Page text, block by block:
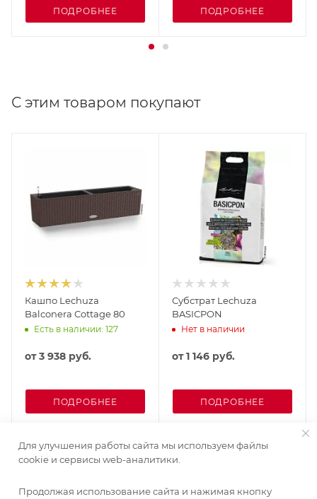
ПОДРОБНЕЕ ПОДРОБНЕЕ
С этим товаром покупают
Кашпо Lechuza
Balconera Cottage 80
Есть в наличии: 127
от3 938 руб.
ПОДРОБНЕЕ
Субстрат Lechuza
BASICPON
Нет в наличии
от1 146 руб.
ПОДРОБНЕЕ
Для улучшения работы сайта мы используем файлы
cookie и сервисы web-аналитики.
Продолжая использование сайта и нажимая кнопку